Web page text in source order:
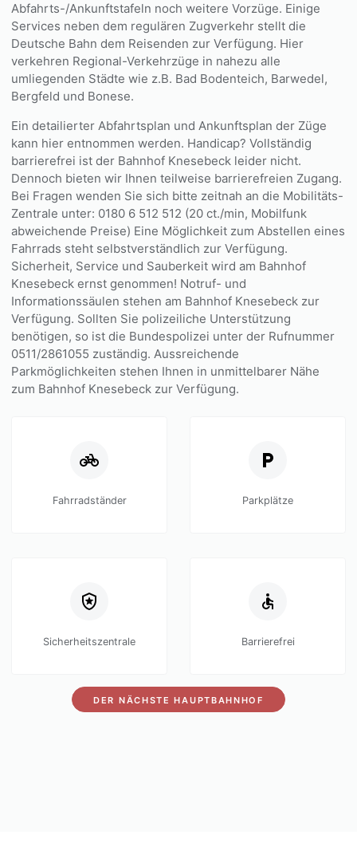
Abfahrts-/Ankunftstafeln noch weitere Vorzüge. Einige
Services neben dem regulären Zugverkehr stellt die
Deutsche Bahn dem Reisenden zur Verfügung. Hier
verkehren Regional-Verkehrzüge in nahezu alle
umliegenden Städte wie z.B. Bad Bodenteich, Barwedel,
Bergfeld und Bonese.
Ein detailierter Abfahrtsplan und Ankunftsplan der Züge
kann hier entnommen werden. Handicap? Vollständig
barrierefrei ist der Bahnhof Knesebeck leider nicht.
Dennoch bieten wir Ihnen teilweise barrierefreien Zugang.
Bei Fragen wenden Sie sich bitte zeitnah an die Mobilitäts-
Zentrale unter: 0180 6 512 512 (20 ct./min, Mobilfunk
abweichende Preise) Eine Möglichkeit zum Abstellen eines
Fahrrads steht selbstverständlich zur Verfügung.
Sicherheit, Service und Sauberkeit wird am Bahnhof
Knesebeck ernst genommen! Notruf- und
Informationssäulen stehen am Bahnhof Knesebeck zur
Verfügung. Sollten Sie polizeiliche Unterstützung
benötigen, so ist die Bundespolizei unter der Rufnummer
0511/2861055 zuständig. Aussreichende
Parkmöglichkeiten stehen Ihnen in unmittelbarer Nähe
zum Bahnhof Knesebeck zur Verfügung.
Fahrradständer Parkplätze
Sicherheitszentrale Barrierefrei
DER NÄCHSTE HAUPTBAHNHOF